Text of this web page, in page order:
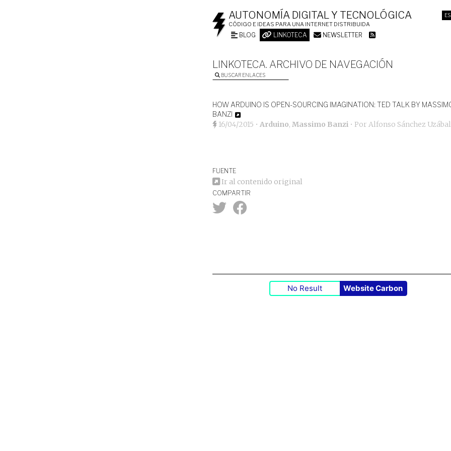
ES
AUTONOMÍA DIGITAL Y TECNOLÓGICA
CÓDIGO E IDEAS PARA UNA INTERNET DISTRIBUIDA
BLOG LINKOTECA NEWSLETTER
LINKOTECA. ARCHIVO DE NAVEGACIÓN
BUSCAR ENLACES
HOW ARDUINO IS OPEN-SOURCING IMAGINATION: TED TALK BY
BANZI
16/04/2015 • Arduino, Massimo Banzi • Por Alfonso Sánchez Uzábal
FUENTE
Ir al contenido original
COMPARTIR
No Result Website Carbon